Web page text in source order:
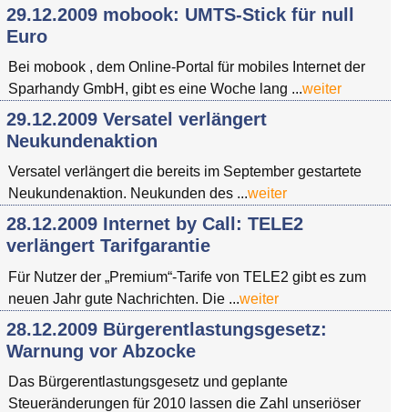
29.12.2009 mobook: UMTS-Stick für null
Euro
Bei mobook , dem Online-Portal für mobiles Internet der
Sparhandy GmbH, gibt es eine Woche lang ...weiter
29.12.2009 Versatel verlängert
Neukundenaktion
Versatel verlängert die bereits im September gestartete
Neukundenaktion. Neukunden des ...weiter
28.12.2009 Internet by Call: TELE2
verlängert Tarifgarantie
Für Nutzer der „Premium“-Tarife von TELE2 gibt es zum
neuen Jahr gute Nachrichten. Die ...weiter
28.12.2009 Bürgerentlastungsgesetz:
Warnung vor Abzocke
Das Bürgerentlastungsgesetz und geplante
Steueränderungen für 2010 lassen die Zahl unseriöser